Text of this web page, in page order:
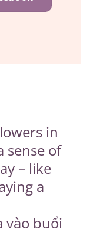
in
sense of
– like
a
vào buổi